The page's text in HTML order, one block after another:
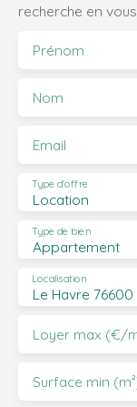
recherche en
Prénom
Nom
Email
Location
Type d'offre
Appartement
Type de bien
Le Havre 76600
Localisation
Loyer max (€/
Surface min